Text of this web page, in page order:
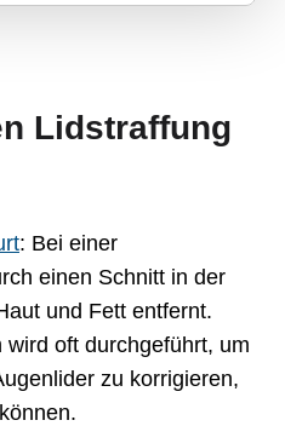
Lidstraffung
: Bei einer
einen Schnitt in der
und Fett entfernt.
oft durchgeführt, um
zu korrigieren,